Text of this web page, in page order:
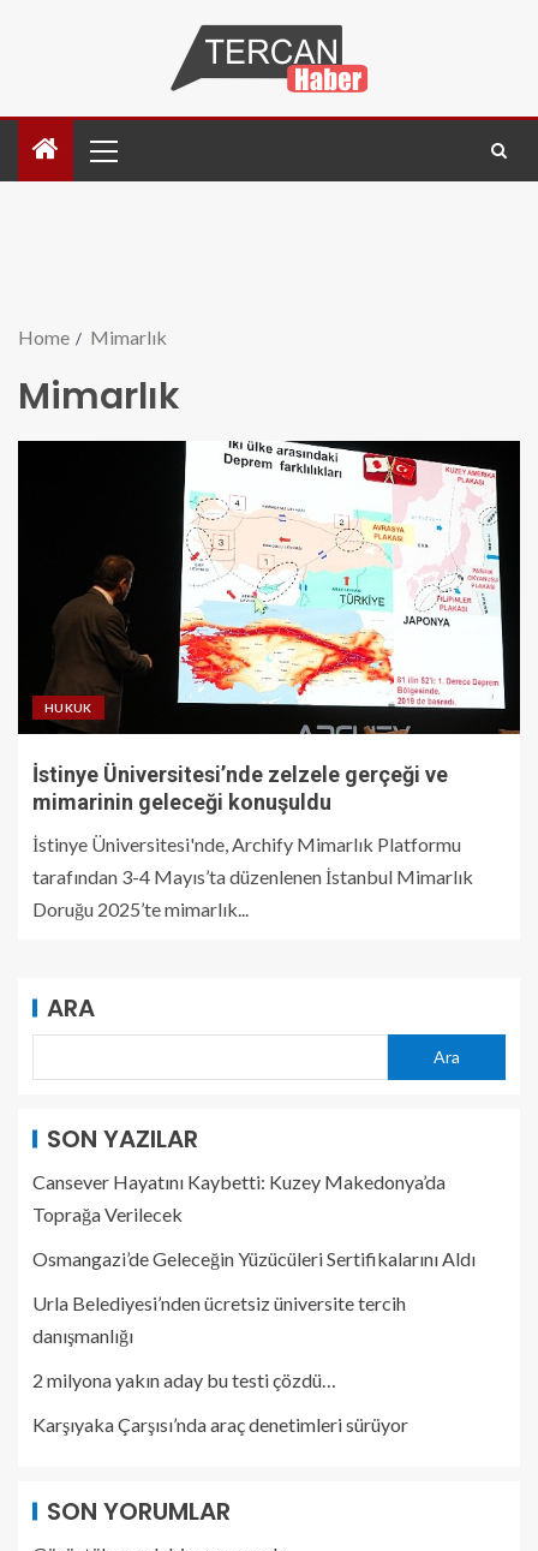
Home Mimarlık
Mimarlık
HUKUK
İstinye Üniversitesi’nde zelzele gerçeği ve
mimarinin geleceği konuşuldu
İstinye Üniversitesi'nde, Archify Mimarlık Platformu
tarafından 3-4 Mayıs’ta düzenlenen İstanbul Mimarlık
Doruğu 2025’te mimarlık...
ARA
Ara
SON YAZILAR
Cansever Hayatını Kaybetti: Kuzey Makedonya’da
Toprağa Verilecek
Osmangazi’de Geleceğin Yüzücüleri Sertifikalarını Aldı
Urla Belediyesi’nden ücretsiz üniversite tercih
danışmanlığı
2 milyona yakın aday bu testi çözdü…
Karşıyaka Çarşısı’nda araç denetimleri sürüyor
SON YORUMLAR